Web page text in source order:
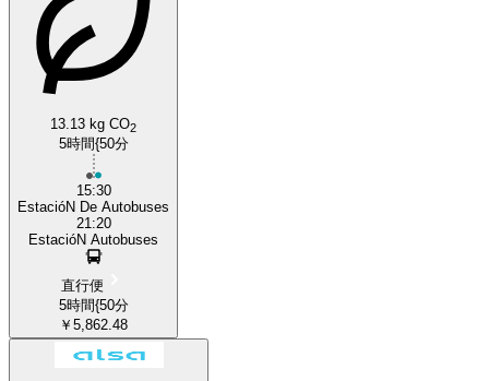
13.13 kg CO2
5時間{50分
15:30
EstacióN De Autobuses
21:20
EstacióN Autobuses
直行便
5時間{50分
￥5,862.48